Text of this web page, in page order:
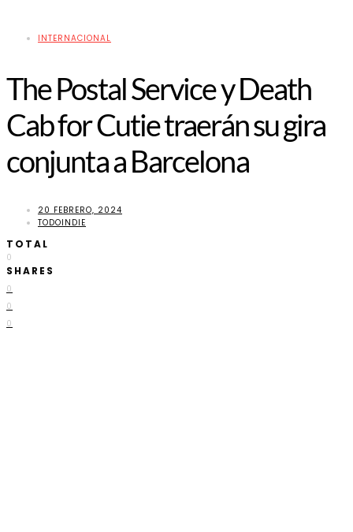
INTERNACIONAL
The Postal Service y Death
Cab for Cutie traerán su gira
conjunta a Barcelona
20 FEBRERO, 2024
TODOINDIE
TOTAL
0
SHARES
0
0
0